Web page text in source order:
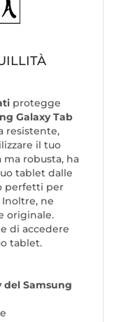
protegge
Galaxy Tab
resistente,
il tuo
robusta, ha
tablet dalle
perfetti per
ne
originale.
di accedere
tablet.
Samsung